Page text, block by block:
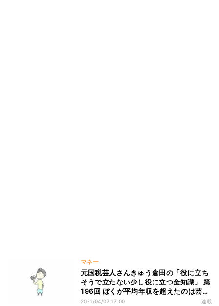
マネー
元国税芸人さんきゅう倉田の「役に立ち
そうで立たない少し役に立つ金知識」 第
196回 ぼくが平均年収を超えたのは芸歴
○年目
2021/04/07 17:00 連載